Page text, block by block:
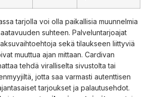
tarjolla voi olla paikallisia muunnelmia
suhteen. Palveluntarjoajat
sekä tilaukseen liittyviä
muuttua ajan mittaan. Cardivan
tehdä viralliselta sivustolta tai
jotta saa varmasti autenttisen
tarjoukset ja palautusehdot.